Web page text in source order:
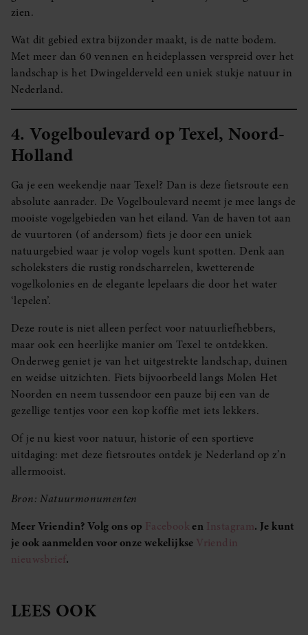
zien.
Wat dit gebied extra bijzonder maakt, is de natte bodem.
Met meer dan 60 vennen en heideplassen verspreid over het
landschap is het Dwingelderveld een uniek stukje natuur in
Nederland.
4. Vogelboulevard op Texel, Noord-
Holland
Ga je een weekendje naar Texel? Dan is deze fietsroute een
absolute aanrader. De Vogelboulevard neemt je mee langs de
mooiste vogelgebieden van het eiland. Van de haven tot aan
de vuurtoren (of andersom) fiets je door een uniek
natuurgebied waar je volop vogels kunt spotten. Denk aan
scholeksters die rustig rondscharrelen, kwetterende
vogelkolonies en de elegante lepelaars die door het water
‘lepelen’.
Deze route is niet alleen perfect voor natuurliefhebbers,
maar ook een heerlijke manier om Texel te ontdekken.
Onderweg geniet je van het uitgestrekte landschap, duinen
en weidse uitzichten. Fiets bijvoorbeeld langs Molen Het
Noorden en neem tussendoor een pauze bij een van de
gezellige tentjes voor een kop koffie met iets lekkers.
Of je nu kiest voor natuur, historie of een sportieve
uitdaging: met deze fietsroutes ontdek je Nederland op z’n
allermooist.
Bron: Natuurmonumenten
Meer Vriendin? Volg ons op Facebooken Instagram. Je kunt
je ook aanmelden voor onze wekelijkse Vriendin
nieuwsbrief.
LEES OOK